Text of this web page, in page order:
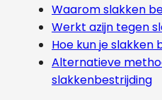
Waarom slakken
Werkt azijn tegen
Hoe kun je slakken
Alternatieve
slakkenbestrijding